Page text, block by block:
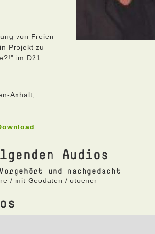
von Freien
Projekt zu
im D21
Anhalt,
Audios
und nachgedacht
/ mit Geodaten / otoener